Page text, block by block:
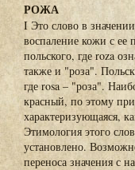
РОЖА
I Это слово в
воспаление кожи с ее
польского, где roza
также и "роза".
где rosa – "роза".
красный, по этому
характеризующаяся,
Этимология этого
установлено.
переноса значения с